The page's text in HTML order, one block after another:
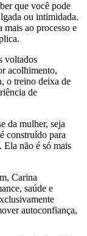
que você pode
ou intimidada.
mais ao processo e
voltados
acolhimento,
o treino deixa de
de
da mulher, seja
construído para
Ela não é só mais
Carina
saúde e
autoconfiança,